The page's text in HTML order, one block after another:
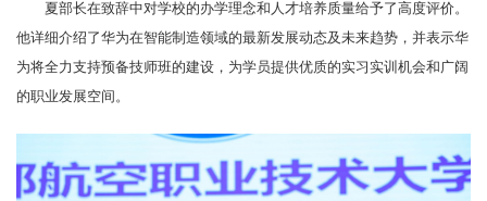
夏部长在致辞中对学校的办学理念和人才培养质量给予了高度评价。
他详细介绍了华为在智能制造领域的最新发展动态及未来趋势，并表示华
为将全力支持预备技师班的建设，为学员提供优质的实习实训机会和广阔
的职业发展空间。